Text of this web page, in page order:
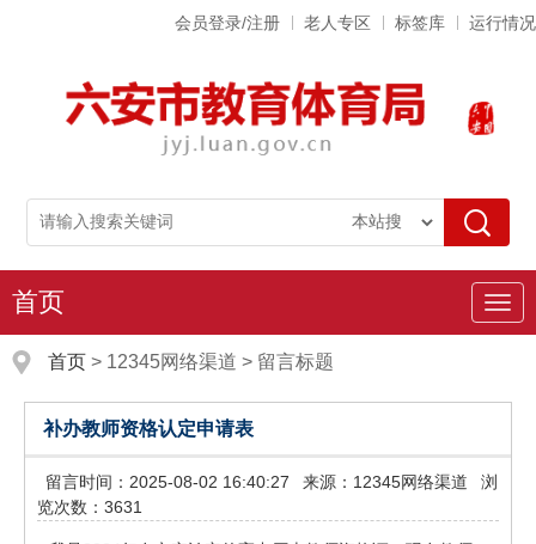
会员登录/注册 老人专区 标签库 运行情况
导
首页
首页 > 12345网络渠道 > 留言标题
补办教师资格认定申请表
留言时间：2025-08-02 16:40:27 来源：12345网络渠道
浏
览次数：3631